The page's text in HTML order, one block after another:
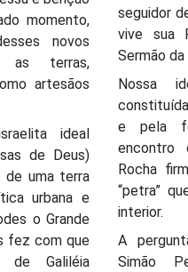
momento,
novos
as terras,
artesãos
ideal
de Deus)
de uma terra
urbana e
o Grande
fez com que
de Galiléia
seguidor
vive sua
Sermão
Nossa
e pela
Rocha
“petra”
interior.
A
Simão